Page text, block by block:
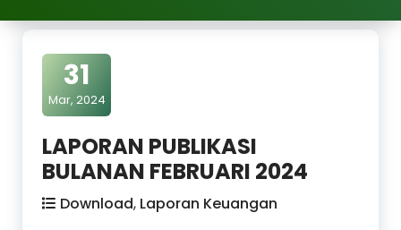
31
Mar, 2024
LAPORAN PUBLIKASI
BULANAN FEBRUARI 2024
Download, Laporan Keuangan